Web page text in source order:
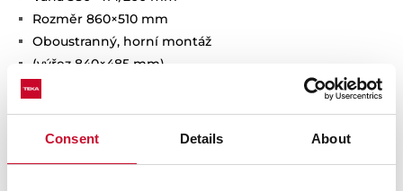
Consent Details About
Rozměr 860×510 mm
Oboustranný, horní montáž
(výřez 840×485 mm)
Instalace do skříňky o šířce min. 50 cm